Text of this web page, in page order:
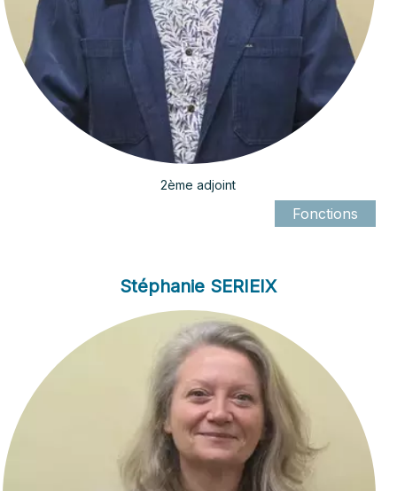
2ème adjoint
Stéphanie SERIEIX